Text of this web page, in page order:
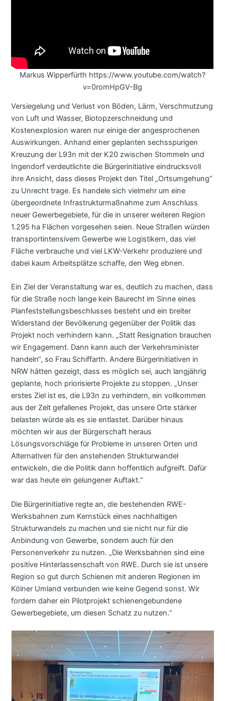
Markus Wipperfürth https://www.youtube.com/watch?
v=0romHpGV-Bg
Versiegelung und Verlust von Böden, Lärm, Verschmutzung
von Luft und Wasser, Biotopzerschneidung und
Kostenexplosion waren nur einige der angesprochenen
Auswirkungen. Anhand einer geplanten sechsspurigen
Kreuzung der L93n mit der K20 zwischen Stommeln und
Ingendorf verdeutlichte die Bürgerinitiative eindrucksvoll
ihre Ansicht, dass dieses Projekt den Titel „Ortsumgehung“
zu Unrecht trage. Es handele sich vielmehr um eine
übergeordnete Infrastrukturmaßnahme zum Anschluss
neuer Gewerbegebiete, für die in unserer weiteren Region
1.295 ha Flächen vorgesehen seien. Neue Straßen würden
transportintensivem Gewerbe wie Logistikern, das viel
Fläche verbrauche und viel LKW-Verkehr produziere und
dabei kaum Arbeitsplätze schaffe, den Weg ebnen.
Ein Ziel der Veranstaltung war es, deutlich zu machen, dass
für die Straße noch lange kein Baurecht im Sinne eines
Planfeststellungsbeschlusses besteht und ein breiter
Widerstand der Bevölkerung gegenüber der Politik das
Projekt noch verhindern kann. „Statt Resignation brauchen
wir Engagement. Dann kann auch der Verkehrsminister
handeln“, so Frau Schiffarth. Andere Bürgerinitiativen in
NRW hätten gezeigt, dass es möglich sei, auch langjährig
geplante, hoch priorisierte Projekte zu stoppen. „Unser
erstes Ziel ist es, die L93n zu verhindern, ein vollkommen
aus der Zeit gefallenes Projekt, das unsere Orte stärker
belasten würde als es sie entlastet. Darüber hinaus
möchten wir aus der Bürgerschaft heraus
Lösungsvorschläge für Probleme in unseren Orten und
Alternativen für den anstehenden Strukturwandel
entwickeln, die die Politik dann hoffentlich aufgreift. Dafür
war das heute ein gelungener Auftakt.“
Die Bürgerinitiative regte an, die bestehenden RWE-
Werksbahnen zum Kernstück eines nachhaltigen
Strukturwandels zu machen und sie nicht nur für die
Anbindung von Gewerbe, sondern auch für den
Personenverkehr zu nutzen. „Die Werksbahnen sind eine
positive Hinterlassenschaft von RWE. Durch sie ist unsere
Region so gut durch Schienen mit anderen Regionen im
Kölner Umland verbunden wie keine Gegend sonst. Wir
fordern daher ein Pilotprojekt schienengebundene
Gewerbegebiete, um diesen Schatz zu nutzen.“